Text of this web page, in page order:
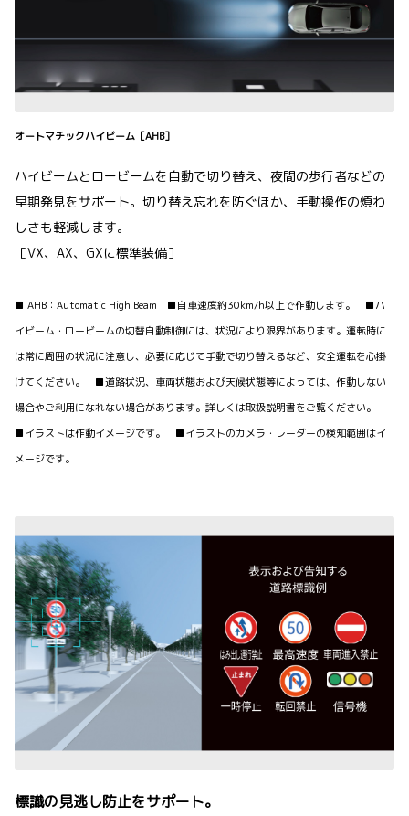
オートマチックハイビーム［AHB］
ハイビームとロービームを自動で切り替え、夜間の歩行者などの
早期発見をサポート。切り替え忘れを防ぐほか、手動操作の煩わ
しさも軽減します。
［VX、AX、GXに標準装備］
■ AHB：Automatic High Beam ■自車速度約30km/h以上で作動します。 ■ハ
イビーム・ロービームの切替自動制御には、状況により限界があります。運転時に
は常に周囲の状況に注意し、必要に応じて手動で切り替えるなど、安全運転を心掛
けてください。 ■道路状況、車両状態および天候状態等によっては、作動しない
場合やご利用になれない場合があります。詳しくは取扱説明書をご覧ください。
■イラストは作動イメージです。 ■イラストのカメラ・レーダーの検知範囲はイ
メージです。
標識の見逃し防止をサポート。